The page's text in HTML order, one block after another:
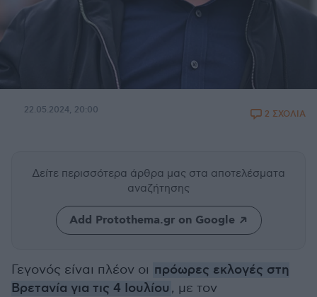
22.05.2024, 20:00 2 ΣΧΟΛΙΑ
Δείτε περισσότερα άρθρα μας στα αποτελέσματα
αναζήτησης
Add Protothema.gr on Google
Γεγονός είναι πλέον οι πρόωρες εκλογές στη
Βρετανία για τις 4 Ιουλίου , με τον